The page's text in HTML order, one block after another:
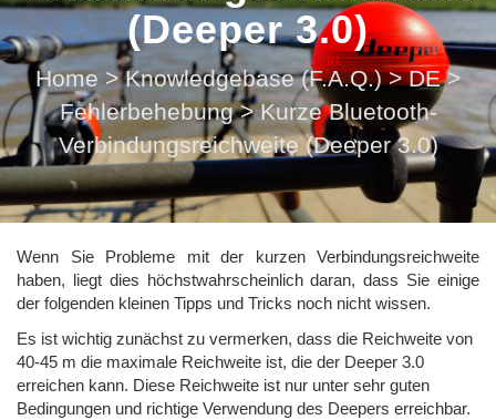
(Deeper 3.0)
Home > Knowledgebase (F.A.Q.) > DE >
Fehlerbehebung > Kurze Bluetooth-
Verbindungsreichweite (Deeper 3.0)
Wenn Sie Probleme mit der kurzen Verbindungsreichweite
haben, liegt dies höchstwahrscheinlich daran, dass Sie einige
der folgenden kleinen Tipps und Tricks noch nicht wissen.
Es ist wichtig zunächst zu vermerken, dass die Reichweite von
40-45 m die maximale Reichweite ist, die der Deeper 3.0
erreichen kann. Diese Reichweite ist nur unter sehr guten
Bedingungen und richtige Verwendung des Deepers erreichbar.